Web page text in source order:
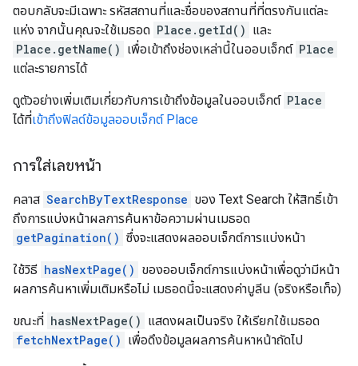
ตอบกลับจะมีเฉพาะ รหัสสถานที่และชื่อของสถานที่ที่ตรงกันแต่ละ
แห่ง จากนั้นคุณจะใช้เมธอด Place.getId() และ
Place.getName() เพื่อเข้าถึงช่องเหล่านี้ในออบเจ็กต์ Place
แต่ละรายการได้
ดูตัวอย่างเพิ่มเติมเกี่ยวกับการเข้าถึงข้อมูลในออบเจ็กต์ Place
ได้ที่เข้าถึงฟิลด์ข้อมูลออบเจ็กต์ Place
การใส่เลขหน้า
คลาส SearchByTextResponse ของ Text Search ให้สิทธิ์เข้า
ถึงการแบ่งหน้าผลการค้นหาข้อความผ่านเมธอด
getPagination() ซึ่งจะแสดงผลออบเจ็กต์การแบ่งหน้า
ใช้วิธี hasNextPage() ของออบเจ็กต์การแบ่งหน้าเพื่อดูว่ามีหน้า
ผลการค้นหาเพิ่มเติมหรือไม่ เมธอดนี้จะแสดงค่าบูลีน (จริงหรือเท็จ)
ขณะที่ hasNextPage() แสดงผลเป็นจริง ให้เรียกใช้เมธอด
fetchNextPage() เพื่อดึงข้อมูลผลการค้นหาหน้าถัดไป